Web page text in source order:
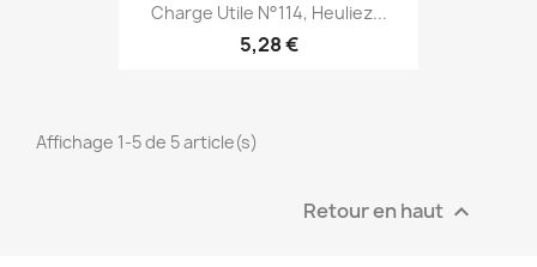
Charge Utile N°114, Heuliez...
5,28 €
Affichage 1-5 de 5 article(s)
Retour en haut 